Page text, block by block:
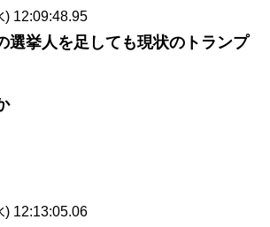
) 12:09:48.95
選挙人を足しても現状のトランプ
) 12:13:05.06